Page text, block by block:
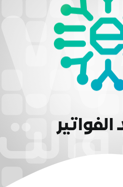
المركز الإعلامي
التحويلات الجماعية
تواصل معنا